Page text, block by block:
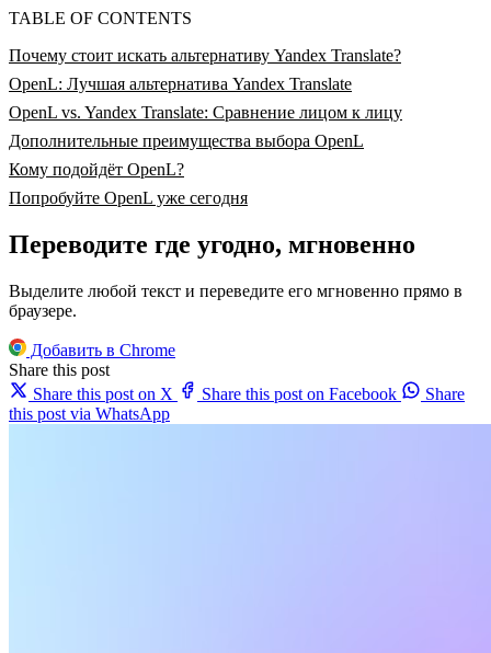
TABLE OF CONTENTS
Почему стоит искать альтернативу Yandex Translate?
OpenL: Лучшая альтернатива Yandex Translate
OpenL vs. Yandex Translate: Сравнение лицом к лицу
Дополнительные преимущества выбора OpenL
Кому подойдёт OpenL?
Попробуйте OpenL уже сегодня
Переводите где угодно, мгновенно
Выделите любой текст и переведите его мгновенно прямо в
браузере.
Добавить в Chrome
Share this post
Share this post on X
Share this post on Facebook
Share
this post via WhatsApp